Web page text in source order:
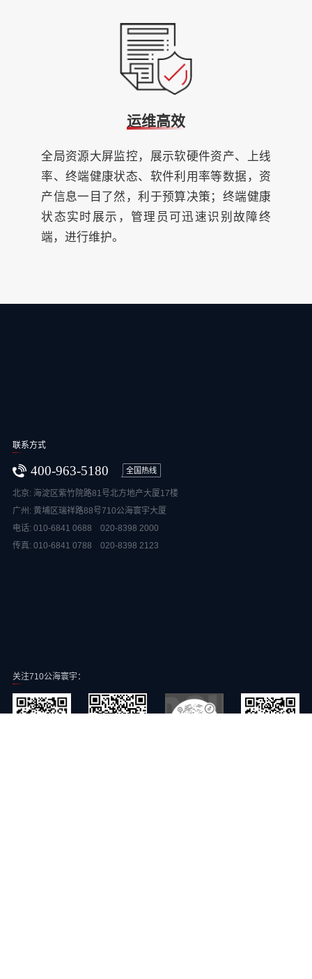
运维高效
全局资源大屏监控，展示软硬件资产、上线
率、终端健康状态、软件利用率等数据，资
产信息一目了然，利于预算决策；终端健康
状态实时展示，管理员可迅速识别故障终
端，进行维护。
联系方式
400-963-5180 全国热线
北京: 海淀区紫竹院路81号北方地产大厦17楼
广州: 黄埔区瑞祥路88号710公海寰宇大厦
电话: 010-6841 0688 020-8398 2000
传真: 010-6841 0788 020-8398 2123
关注710公海寰宇：